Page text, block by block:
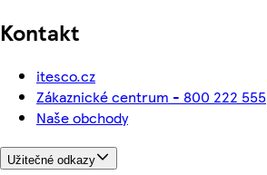
Kontakt
itesco.cz
Zákaznické centrum - 800 222 555
Naše obchody
Užitečné odkazy